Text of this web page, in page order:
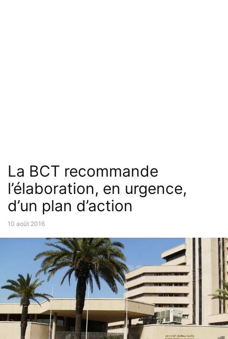
La BCT recommande
l’élaboration, en urgence,
d’un plan d’action
10 août 2016